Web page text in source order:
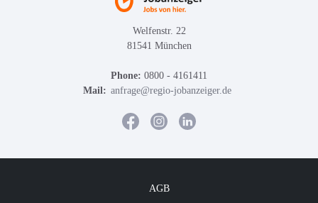
Welfenstr. 22
81541 München
Phone: 0800 - 4161411
Mail: anfrage@regio-jobanzeiger.de
AGB